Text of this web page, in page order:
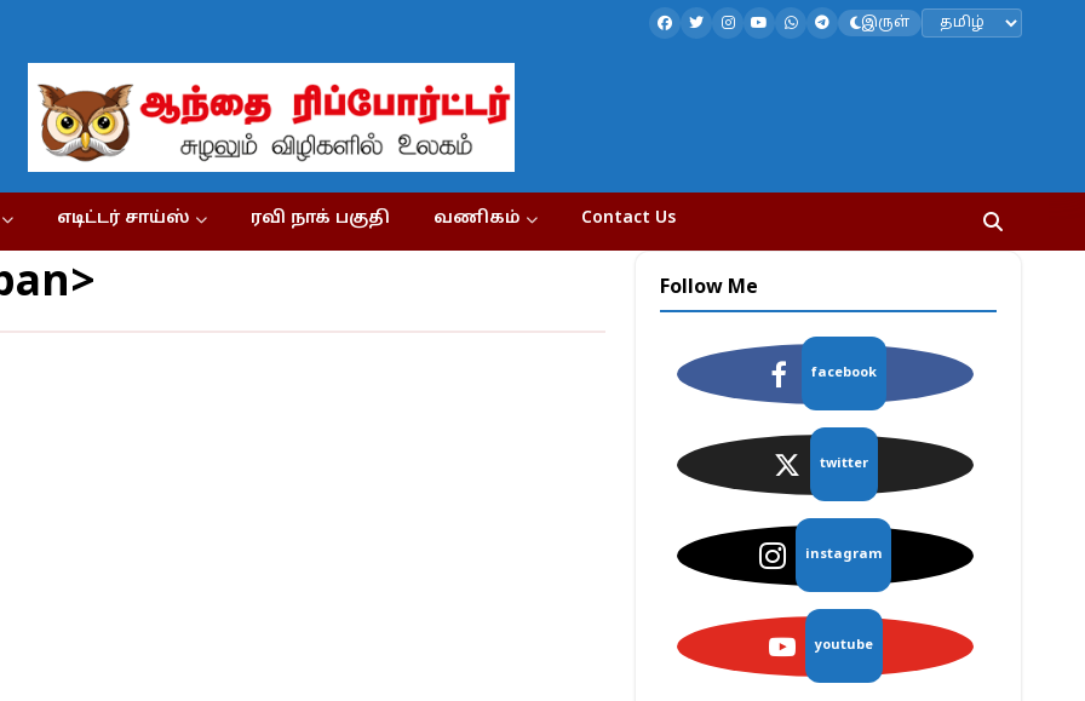
இருள்
எடிட்டர் சாய்ஸ் ரவி நாக் பகுதி வணிகம் Contact Us
Follow Me
facebook
twitter
instagram
youtube